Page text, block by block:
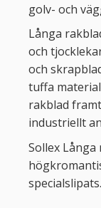
golv- och
Långa
och
och
tuffa
rakblad
industriellt
Sollex
specialslipats.